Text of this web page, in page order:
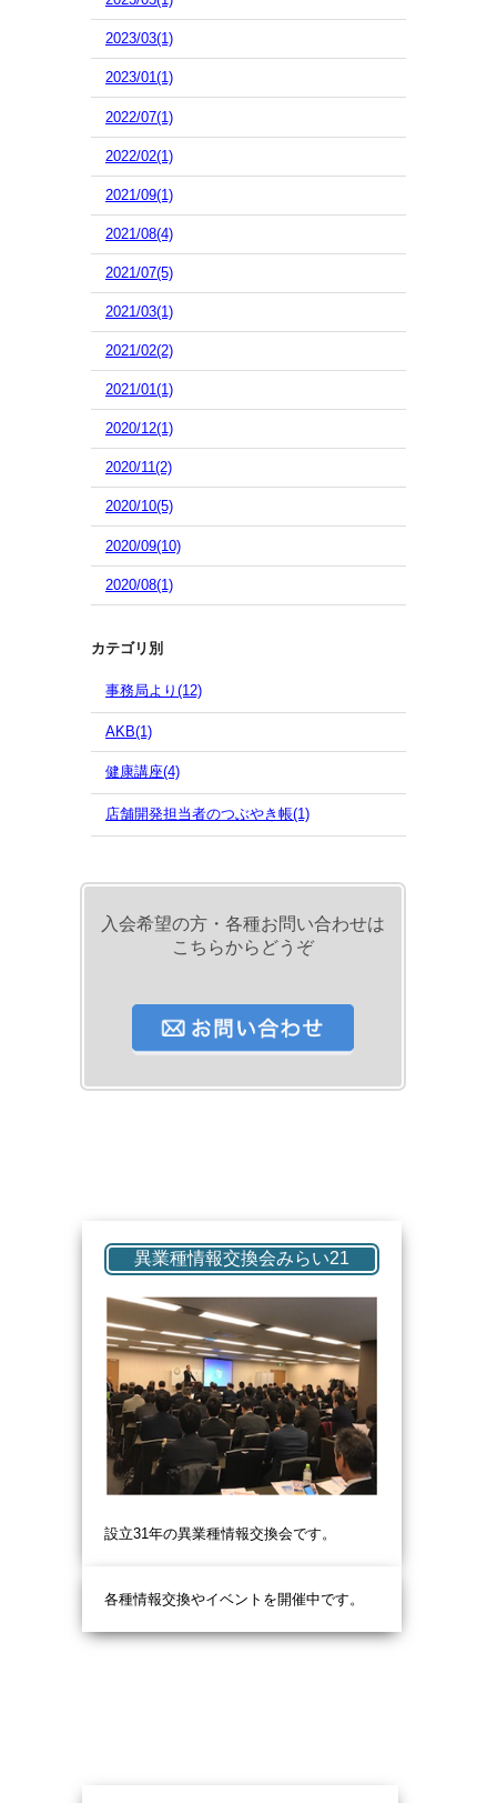
2023/03(1)
2023/01(1)
2022/07(1)
2022/02(1)
2021/09(1)
2021/08(4)
2021/07(5)
2021/03(1)
2021/02(2)
2021/01(1)
2020/12(1)
2020/11(2)
2020/10(5)
2020/09(10)
2020/08(1)
カテゴリ別
事務局より(12)
AKB(1)
健康講座(4)
店舗開発担当者のつぶやき帳(1)
入会希望の方・各種お問い合わせは
こちらからどうぞ
異業種情報交換会みらい21
設立31年の異業種情報交換会です。
各種情報交換やイベントを開催中です。